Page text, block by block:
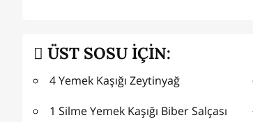
ÜST SOSU İÇİN:
4 Yemek Kaşığı Zeytinyağ
1 Silme Yemek Kaşığı Biber Salçası